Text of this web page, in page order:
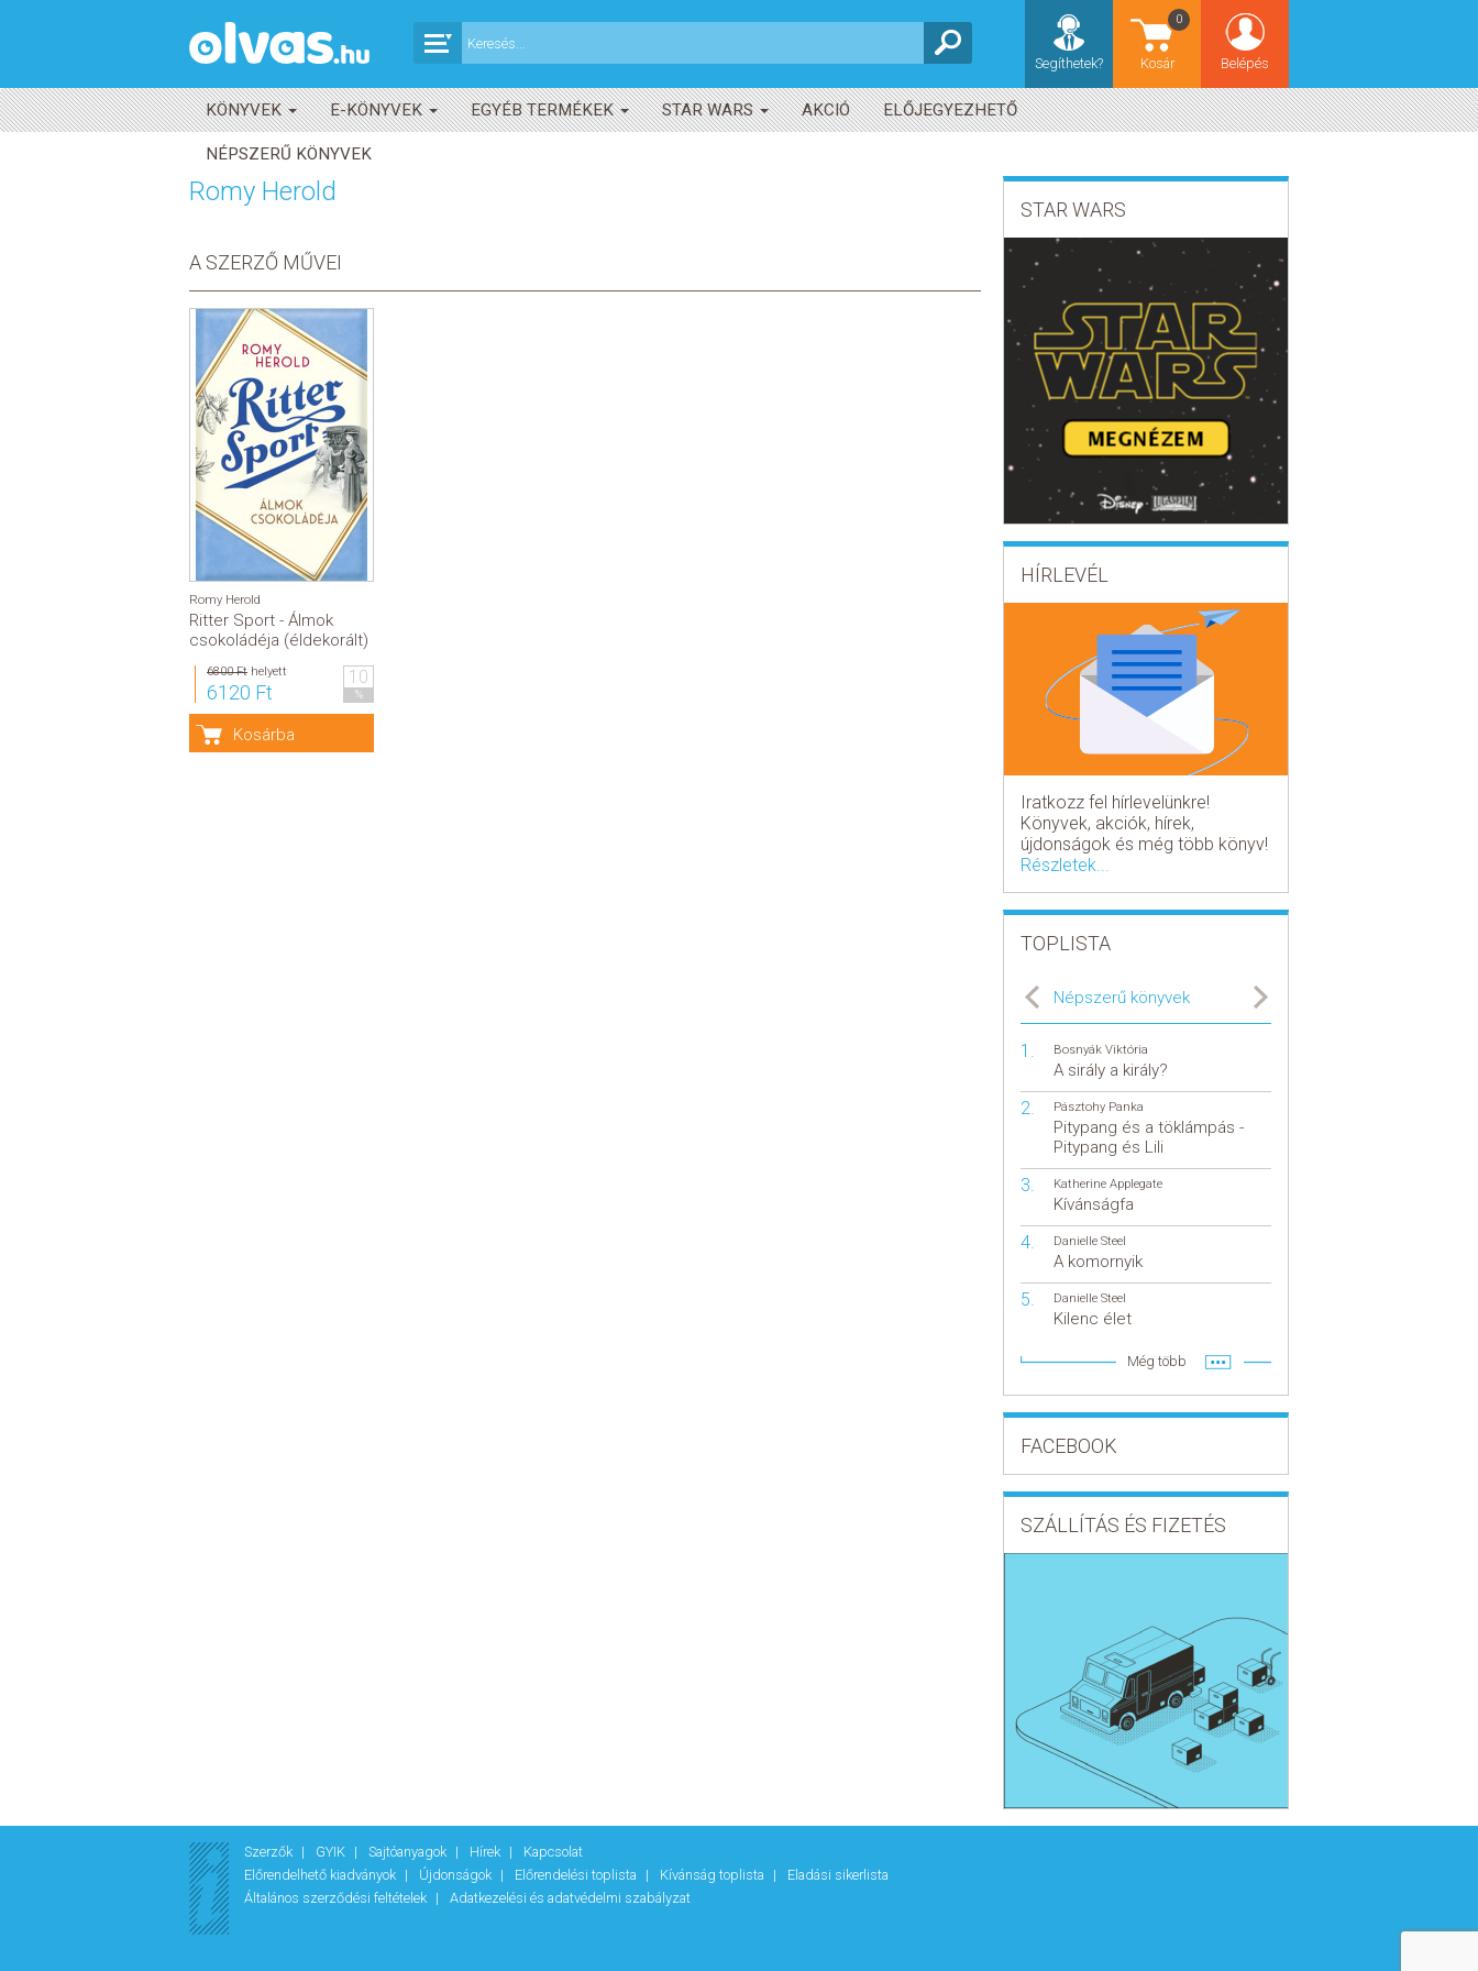
Belépés
Kosár
0
Segíthetek?
KÖNYVEK E-KÖNYVEK EGYÉB TERMÉKEK STAR WARS AKCIÓ ELŐJEGYEZHETŐ
NÉPSZERŰ KÖNYVEK
Romy Herold
A SZERZŐ MŰVEI
Romy Herold
Ritter Sport - Álmok
csokoládéja (éldekorált)
6800 Ft helyett
6120 Ft
10
%
Kosárba
STAR WARS
HÍRLEVÉL
Iratkozz fel hírlevelünkre!
Könyvek, akciók, hírek,
újdonságok és még több könyv!
Részletek...
TOPLISTA
Népszerű könyvek
Bosnyák Viktória
A sirály a király?
Pásztohy Panka
Pitypang és a töklámpás -
Pitypang és Lili
Katherine Applegate
Kívánságfa
Danielle Steel
A komornyik
Danielle Steel
Kilenc élet
Még több
FACEBOOK
SZÁLLÍTÁS ÉS FIZETÉS
Szerzők GYIK Sajtóanyagok Hírek
Kapcsolat
Előrendelhető kiadványok
Újdonságok Előrendelési toplista Kívánság toplista
Eladási sikerlista
Általános szerződési feltételek
Adatkezelési és adatvédelmi szabályzat